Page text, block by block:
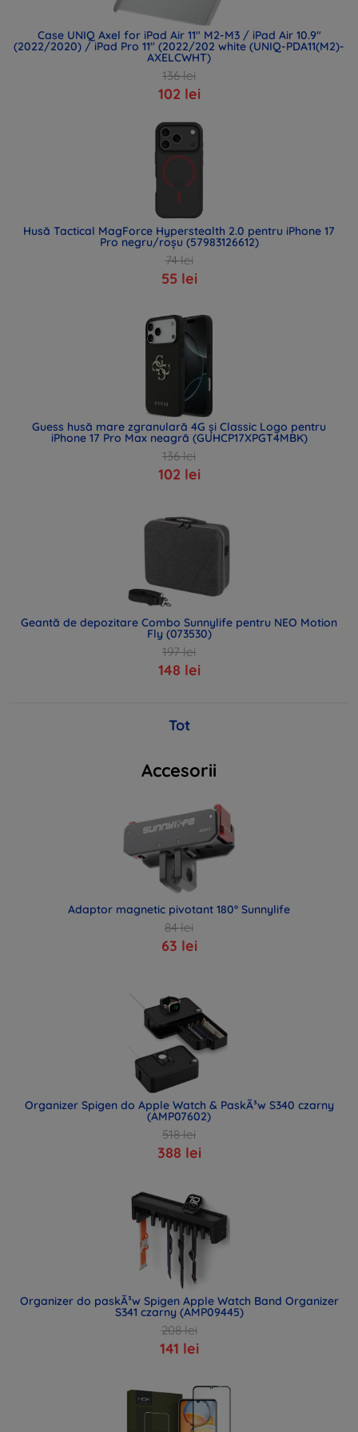
Case UNIQ Axel for iPad Air 11" M2-M3 / iPad Air 10.9"
(2022/2020) / iPad Pro 11" (2022/202 white (UNIQ-PDA11(M2)-
AXELCWHT)
136 lei
102 lei
Husă Tactical MagForce Hyperstealth 2.0 pentru iPhone 17
Pro negru/roșu (57983126612)
74 lei
55 lei
Guess husă mare zgranulară 4G și Classic Logo pentru
iPhone 17 Pro Max neagră (GUHCP17XPGT4MBK)
136 lei
102 lei
Geantă de depozitare Combo Sunnylife pentru NEO Motion
Fly (073530)
197 lei
148 lei
Tot
Accesorii
Adaptor magnetic pivotant 180° Sunnylife
84 lei
63 lei
Organizer Spigen do Apple Watch & PaskÃ³w S340 czarny
(AMP07602)
518 lei
388 lei
Organizer do paskÃ³w Spigen Apple Watch Band Organizer
S341 czarny (AMP09445)
208 lei
141 lei